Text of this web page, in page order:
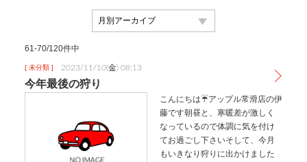
61-70/120件中
[ 未分類 ] 2023/11/10(金) 08:13
今年最後の狩り
こんにちは☔アップル常滑店の伊
藤です朝昼と、寒暖差が激しく
なっているので体調に気を付け
てお過ごし下さいそして、今月
もいきなり狩りに出かけました